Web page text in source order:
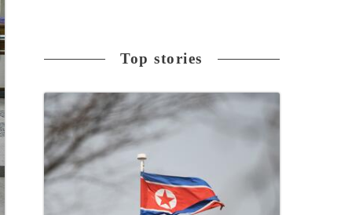
Top stories